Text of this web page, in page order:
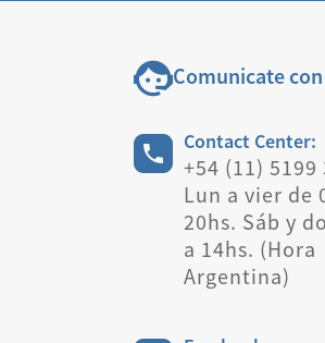
Comunicate
Contact Center:
+54 (11) 5199
Lun a vier de
20hs. Sáb y
a 14hs. (Hora
Argentina)